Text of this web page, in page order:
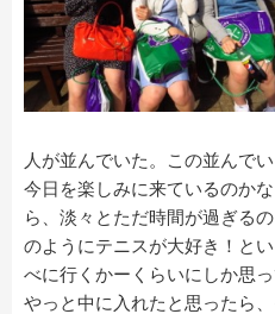
人が並んでいた。この並んで
今日を楽しみに来ているのか
ら、淡々とただ時間が過ぎる
のようにテニスが大好き！と
べに行くかーくらいにしか思っ
やっと中に入れたと思ったら